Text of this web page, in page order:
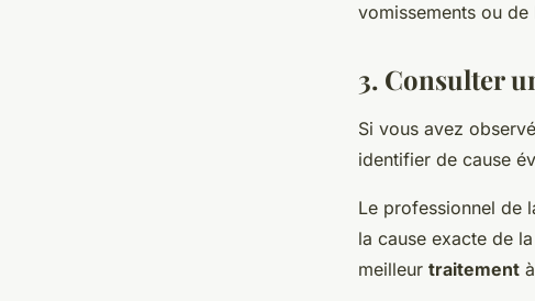
vomissements ou de
3. Consulter
Si vous avez
identifier de cause
Le professionnel de
la cause exacte de
meilleur traitement